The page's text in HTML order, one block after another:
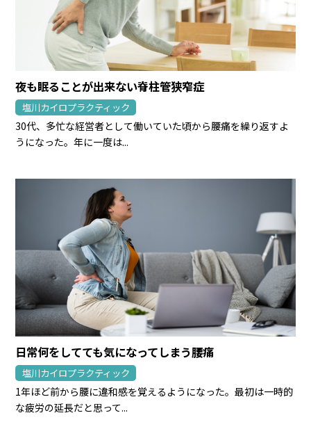
夜も眠ることが出来ない脊柱管狭窄症
塩川カイロプラクティック
30代、多忙な経営者として働いていた頃から腰痛を繰り返すよ
うになった。年に一度は...
日常何をしてても気になってしまう腰痛
塩川カイロプラクティック
1年ほど前から腰に違和感を覚えるようになった。最初は一時的
な疲労の延長だと思って...